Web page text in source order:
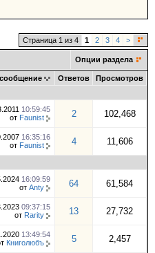
Страница 1 из 4 1 2 3 4 >
Опции раздела
Ответов
Просмотров
10:59:45
от Faunist 2 102,468
16:35:16
от Faunist 4 11,606
16:09:59
от Anty 64 61,584
09:37:15
от Rarity 13 27,732
13:49:54
Книголюбъ 5 2,457